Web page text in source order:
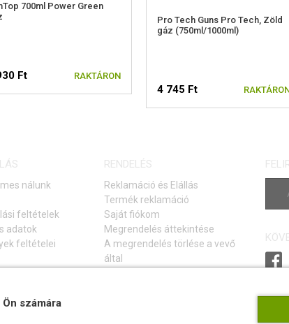
700ml Power Green
Ft RAKTÁRON
Pro Tech Guns Pro Tech, Zöld
gáz (750ml/1000ml)
4 745 Ft
nálunk
feltételek
adatok
feltételei
RENDELÉS
Reklamáció és Elállás
Termék reklamáció
Saját fiókom
Megrendelés áttekintése
A megrendelés törlése a vevő
által
számára